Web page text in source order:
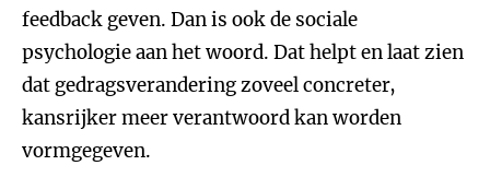
feedback geven. Dan is ook de sociale
psychologie aan het woord. Dat helpt en laat zien
dat gedragsverandering zoveel concreter,
kansrijker meer verantwoord kan worden
vormgegeven.